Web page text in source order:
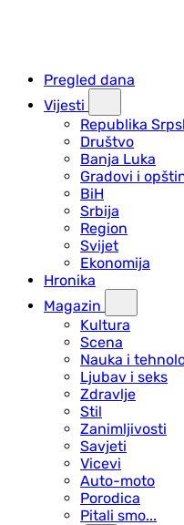
Pregled dana
Vijesti
Republika
Društvo
Banja Luka
Gradovi i
BiH
Srbija
Region
Svijet
Ekonomija
Hronika
Magazin
Kultura
Scena
Nauka i
Ljubav i seks
Zdravlje
Stil
Zanimljivosti
Savjeti
Vicevi
Auto-moto
Porodica
Pitali smo...